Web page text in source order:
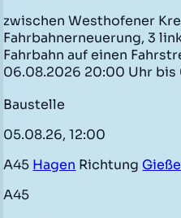
zwischen Westhofener
Fahrbahnerneuerung, 3
Fahrbahn auf einen
06.08.2026 20:00 Uhr
Baustelle
05.08.26, 12:00
A45 Hagen Richtung
A45